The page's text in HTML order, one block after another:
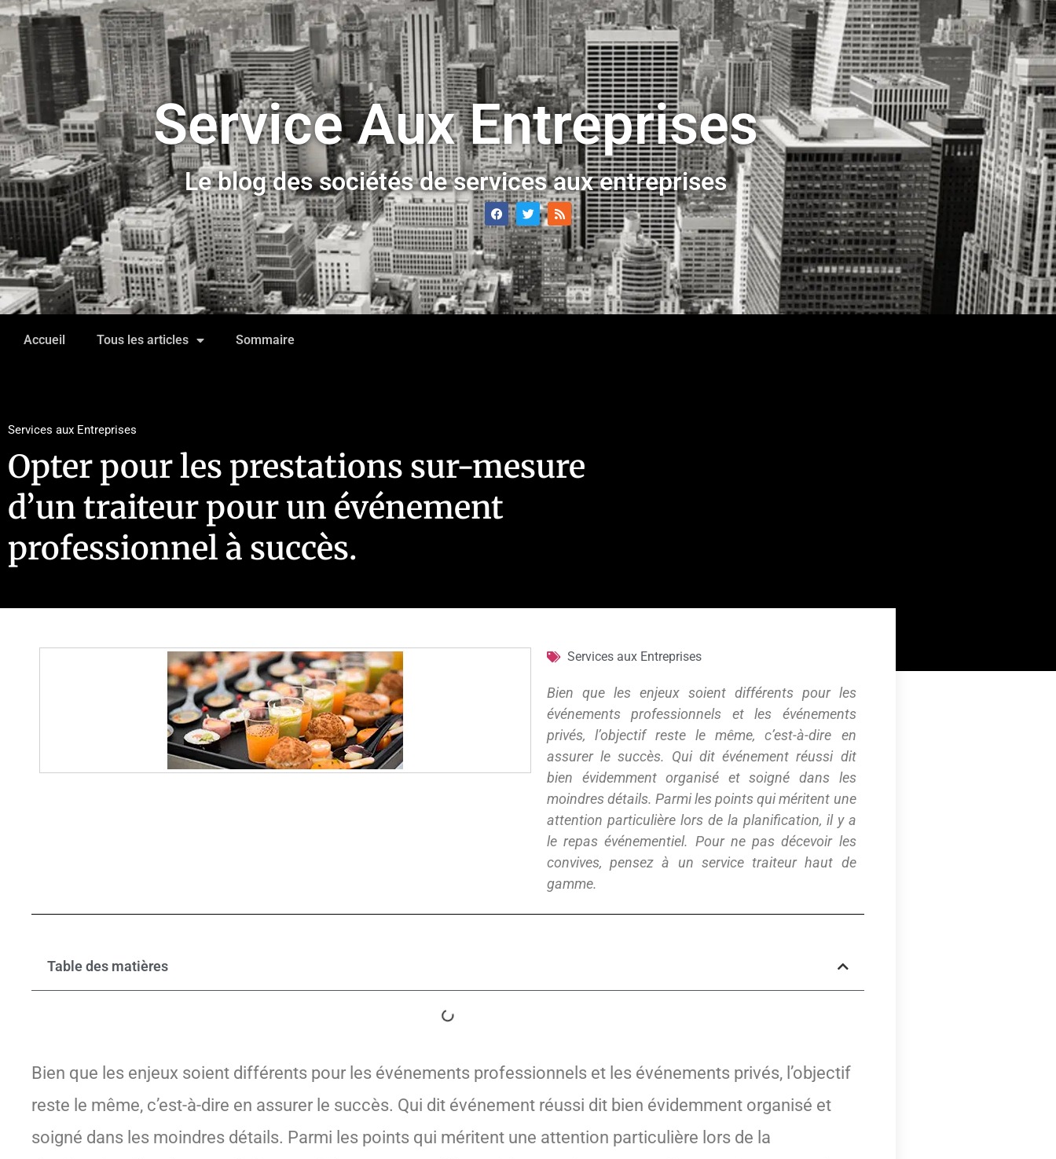
Service Aux Entreprises
Le blog des sociétés de services aux entreprises
Accueil Tous les articles Sommaire
Services aux Entreprises
Opter pour les prestations sur-mesure
d’un traiteur pour un événement
professionnel à succès.
Services aux Entreprises
Bien que les enjeux soient différents pour les
événements professionnels et les événements
privés, l’objectif reste le même, c’est-à-dire en
assurer le succès. Qui dit événement réussi dit
bien évidemment organisé et soigné dans les
moindres détails. Parmi les points qui méritent une
attention particulière lors de la planification, il y a
le repas événementiel. Pour ne pas décevoir les
convives, pensez à un service traiteur haut de
gamme.
Table des matières
Bien que les enjeux soient différents pour les événements professionnels et les événements privés, l’objectif
reste le même, c’est-à-dire en assurer le succès. Qui dit événement réussi dit bien évidemment organisé et
soigné dans les moindres détails. Parmi les points qui méritent une attention particulière lors de la